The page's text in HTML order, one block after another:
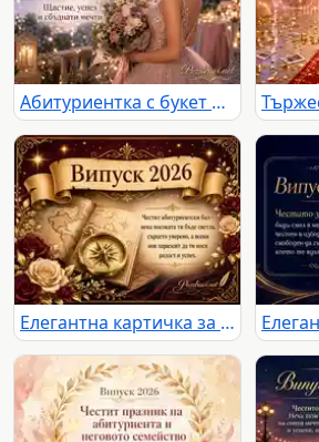
Абитуриентка с букет и празничен надпис за бал край романтичен залез
Елегантна картичка за Випуск 2026 с компас, рози и пожелание за абитуриентски бал